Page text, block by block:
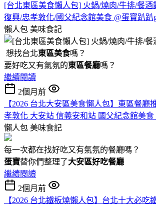
[台北東區美食懶人包] 火鍋/燒肉/牛排/餐酒
復興/忠孝敦化/國父紀念館美食 @蛋寶趴趴
懶人包 美味食記
想找台北東區美食嗎？
要好吃又有氣氛的東區餐廳嗎？
繼續閱讀
2個月前
【2026 台北大安區美食懶人包】東區餐廳
孝敦化 大安站 信義安和站 國父紀念館美食
懶人包 美味食記
每一次都在找好吃又有氣氛的餐廳嗎？
蛋寶替你們整理了大安區好吃餐廳
繼續閱讀
2個月前
【2026 台北鐵板燒懶人包】台北十大必吃